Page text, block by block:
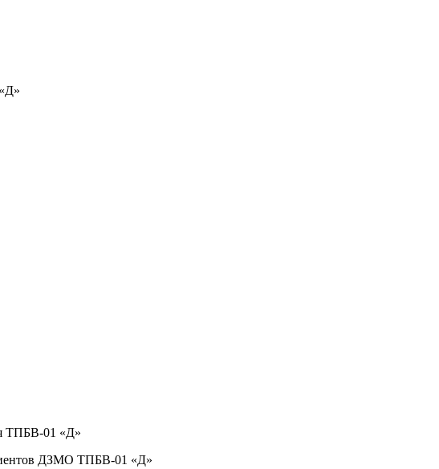
ТПБВ-01 «Д»
ДЗМО ТПБВ-01 «Д»